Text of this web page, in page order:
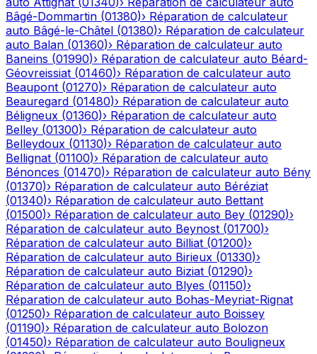
Bâgé-Dommartin (01380)› Réparation de calculateur
auto Bâgé-le-Châtel (01380)› Réparation de calculateur
auto Balan (01360)› Réparation de calculateur auto
Baneins (01990)› Réparation de calculateur auto Béard-
Géovreissiat (01460)› Réparation de calculateur auto
Beaupont (01270)› Réparation de calculateur auto
Beauregard (01480)› Réparation de calculateur auto
Béligneux (01360)› Réparation de calculateur auto
Belley (01300)› Réparation de calculateur auto
Belleydoux (01130)› Réparation de calculateur auto
Bellignat (01100)› Réparation de calculateur auto
Bénonces (01470)› Réparation de calculateur auto Bény
(01370)› Réparation de calculateur auto Béréziat
(01340)› Réparation de calculateur auto Bettant
(01500)› Réparation de calculateur auto Bey (01290)›
Réparation de calculateur auto Beynost (01700)›
Réparation de calculateur auto Billiat (01200)›
Réparation de calculateur auto Birieux (01330)›
Réparation de calculateur auto Biziat (01290)›
Réparation de calculateur auto Blyes (01150)›
Réparation de calculateur auto Bohas-Meyriat-Rignat
(01250)› Réparation de calculateur auto Boissey
(01190)› Réparation de calculateur auto Bolozon
(01450)› Réparation de calculateur auto Bouligneux